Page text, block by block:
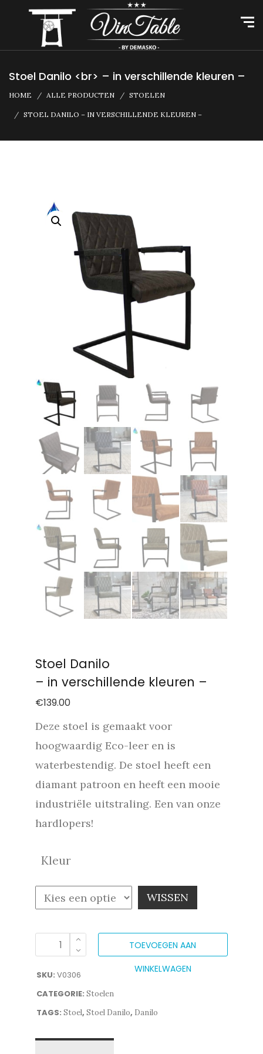
Stoel Danilo <br> – in verschillende kleuren –
HOME ALLE PRODUCTEN STOELEN
STOEL DANILO – IN VERSCHILLENDE KLEUREN –
Stoel Danilo
– in verschillende kleuren –
€139.00
Deze stoel is gemaakt voor
hoogwaardig Eco-leer en is
waterbestendig. De stoel heeft een
diamant patroon en heeft een mooie
industriële uitstraling. Een van onze
hardlopers!
Kleur
WISSEN
TOEVOEGEN AAN
WINKELWAGEN
SKU: V0306
CATEGORIE: Stoelen
TAGS: Stoel, Stoel Danilo, Danilo